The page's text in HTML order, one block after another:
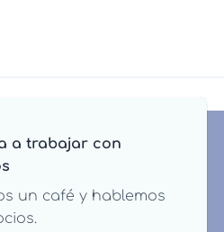
a trabajar con
un café y hablemos